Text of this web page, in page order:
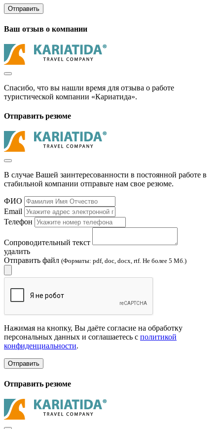
Отправить
Ваш отзыв о компании
Спасибо, что вы нашли время для отзыва о работе
туристической компании «Кариатида».
Отправить резюме
В случае Вашей заинтересованности в постоянной работе в
стабильной компании отправьте нам свое резюме.
ФИО
Email
Телефон
Сопроводительный текст
удалить
Отправить файл (Форматы: pdf, doc, docx, rtf. Не более 5 Мб.)
Нажимая на кнопку, Вы даёте согласие на обработку
персональных данных и соглашаетесь с политикой
конфиденциальности.
Отправить
Отправить резюме